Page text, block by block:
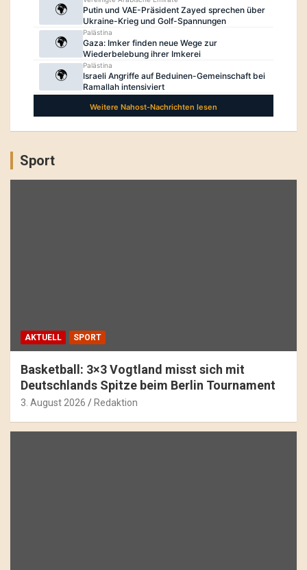
Sport
AKTUELL SPORT
Basketball: 3×3 Vogtland misst sich mit
Deutschlands Spitze beim Berlin Tournament
3. August 2026 Redaktion